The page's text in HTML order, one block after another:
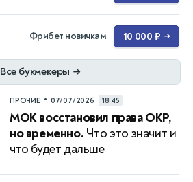
Фрибет новичкам 10 000 ₽ →
Все букмекеры →
ПРОЧИЕ • 07/07/2026 18:45
МОК восстановил права ОКР,
но временно. Что это значит и
что будет дальше